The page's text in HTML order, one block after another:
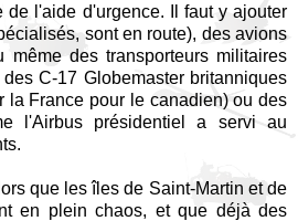
de l'aide d'urgence. Il faut y ajouter
sont en route), des avions
même des transporteurs militaires
C-17 Globemaster britanniques
la France pour le canadien) ou des
l'Airbus présidentiel a servi au
que les îles de Saint-Martin et de
en plein chaos, et que déjà des